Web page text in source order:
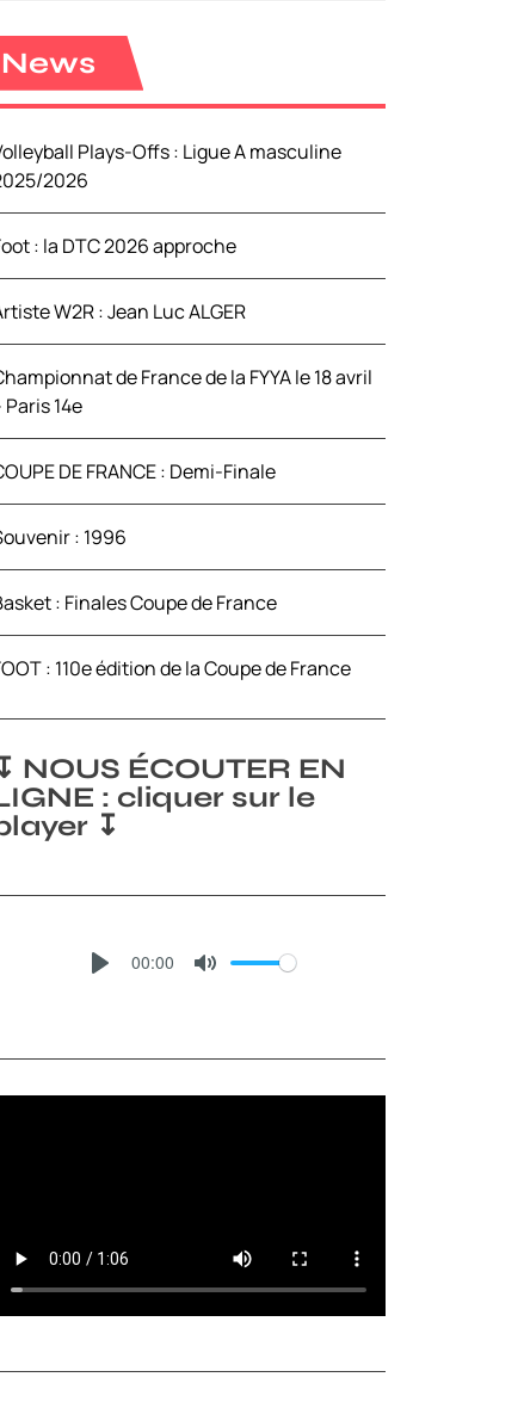
News
Plays-Offs : Ligue A masculine
2026
: la DTC 2026 approche
W2R : Jean Luc ALGER
de France de la FYYA le 18 avril
Paris 14e
DE FRANCE : Demi-Finale
: 1996
: Finales Coupe de France
: 110e édition de la Coupe de France
NOUS ÉCOUTER EN
: cliquer sur le
↧
A
00:00
T